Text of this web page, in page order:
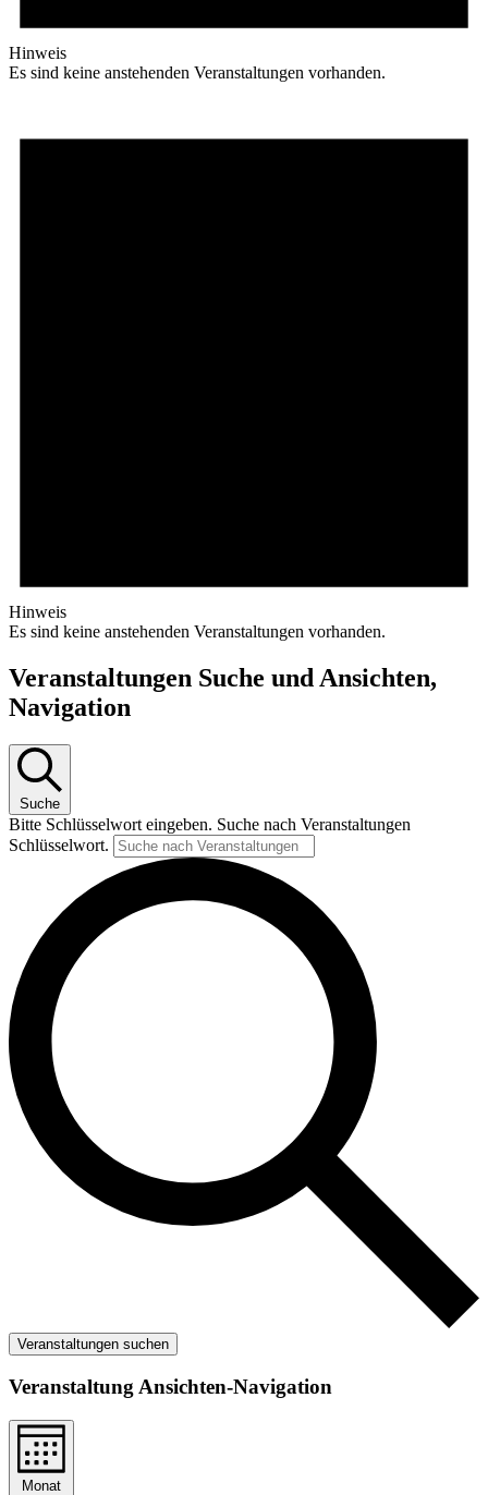
Hinweis
Es sind keine anstehenden Veranstaltungen vorhanden.
Hinweis
Es sind keine anstehenden Veranstaltungen vorhanden.
Veranstaltungen Suche und Ansichten,
Navigation
Suche
Bitte Schlüsselwort eingeben. Suche nach Veranstaltungen
Schlüsselwort.
Veranstaltungen suchen
Veranstaltung Ansichten-Navigation
Monat